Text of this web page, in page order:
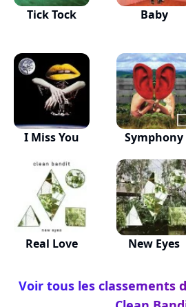
Tick Tock Baby
I Miss You Symphony
Real Love New Eyes
Voir tous les classements